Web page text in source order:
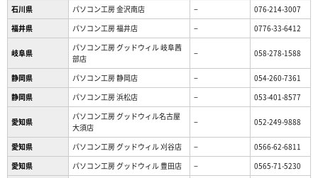
石川県
パソコン工房 金沢南店 −
076-214-3007
福井県
パソコン工房 福井店 − 0776-33-6412
岐阜県
パソコン工房 グッドウィル 岐阜茜
部店
− 058-278-1588
静岡県 パソコン工房 静岡店 −
054-260-7361
静岡県
パソコン工房 浜松店 − 053-401-8577
愛知県
パソコン工房 グッドウィル名古屋
大須店
− 052-249-9888
愛知県 パソコン工房 グッドウィル 刈谷店 −
0566-62-6811
愛知県
パソコン工房 グッドウィル 豊田店 −
0565-71-5230